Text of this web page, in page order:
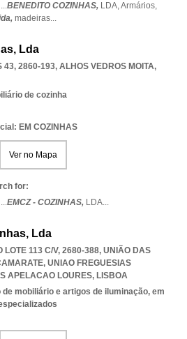
BENEDITO COZINHAS, LDA,Armários,
madeiras...
Lda
43, 2860-193, ALHOS VEDROS MOITA,
de cozinha
EM COZINHAS
Ver no Mapa
for:
EMCZ - COZINHAS, LDA...
Lda
LOTE 113 C/V, 2680-388, UNIÃO DAS
, UNIAO FREGUESIAS
APELACAO LOURES, LISBOA
mobiliário e artigos de iluminação, em